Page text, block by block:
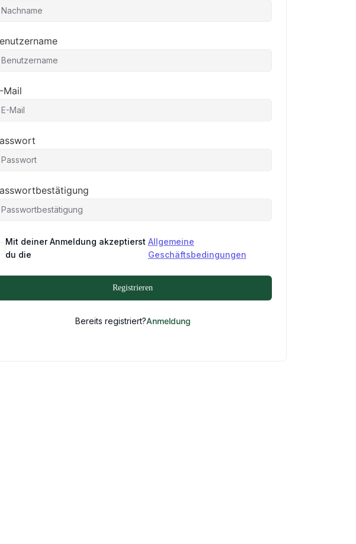
Mail
Mit deiner Anmeldung akzeptierst
du die
Allgemeine
Geschäftsbedingungen
Registrieren
Bereits registriert?Anmeldung